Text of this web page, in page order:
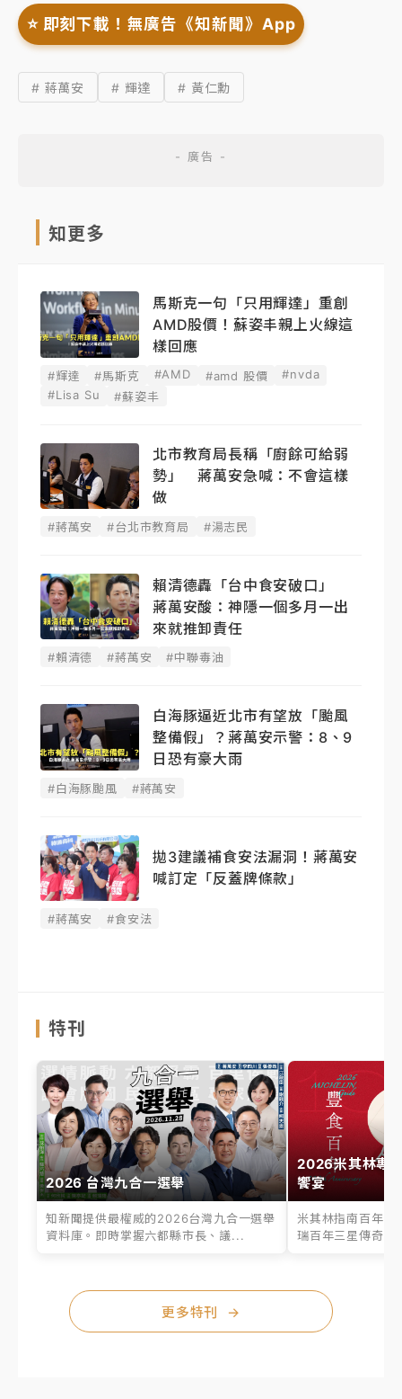
⭐️ 即刻下載！無廣告《知新聞》App
# 蔣萬安 # 輝達 # 黃仁勳
知更多
馬斯克一句「只用輝達」重創
AMD股價！蘇姿丰親上火線這
樣回應
#輝達 #馬斯克 #AMD #amd 股價
#nvda
#Lisa Su
#蘇姿丰
北市教育局長稱「廚餘可給弱
勢」 蔣萬安急喊：不會這樣
做
#蔣萬安 #台北市教育局 #湯志民
賴清德轟「台中食安破口」
蔣萬安酸：神隱一個多月一出
來就推卸責任
#賴清德 #蔣萬安 #中聯毒油
白海豚逼近北市有望放「颱風
整備假」？蔣萬安示警：8、9
日恐有豪大雨
#白海豚颱風 #蔣萬安
拋3建議補食安法漏洞！蔣萬安
喊訂定「反蓋牌條款」
#蔣萬安 #食安法
特刊
2026 台灣九合一選舉
知新聞提供最權威的2026台灣九合一選舉
資料庫。即時掌握六都縣市長、議...
2026米其林專
饗宴
米其林指南百年之
瑞百年三星傳奇、
更多特刊 →